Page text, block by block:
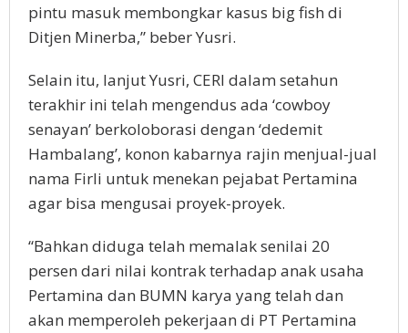
pintu masuk membongkar kasus big fish di
Ditjen Minerba,” beber Yusri.
Selain itu, lanjut Yusri, CERI dalam setahun
terakhir ini telah mengendus ada ‘cowboy
senayan’ berkoloborasi dengan ‘dedemit
Hambalang’, konon kabarnya rajin menjual-jual
nama Firli untuk menekan pejabat Pertamina
agar bisa mengusai proyek-proyek.
“Bahkan diduga telah memalak senilai 20
persen dari nilai kontrak terhadap anak usaha
Pertamina dan BUMN karya yang telah dan
akan memperoleh pekerjaan di PT Pertamina